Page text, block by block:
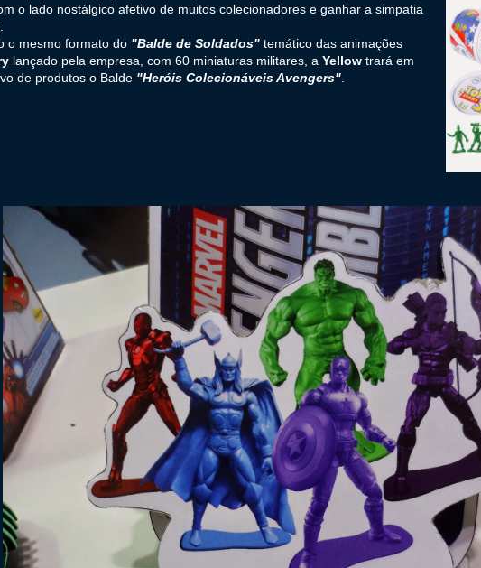
o lado nostálgico afetivo de muitos colecionadores e ganhar a simpatia
o mesmo formato do "Balde de Soldados" temático das animações
lançado pela empresa, com 60 miniaturas militares, a Yellow trará em
de produtos o Balde "Heróis Colecionáveis Avengers"